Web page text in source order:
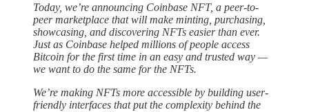
Today, we’re announcing Coinbase NFT, a peer-to-
peer marketplace that will make minting, purchasing,
showcasing, and discovering NFTs easier than ever.
Just as Coinbase helped millions of people access
Bitcoin for the first time in an easy and trusted way —
we want to do the same for the NFTs.
We’re making NFTs more accessible by building user-
friendly interfaces that put the complexity behind the